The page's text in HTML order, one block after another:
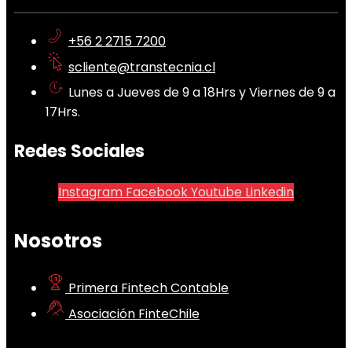
+56 2 2715 7200
scliente@transtecnia.cl
Lunes a Jueves de 9 a 18Hrs y Viernes de 9 a
17Hrs.
Redes Sociales
Instagram FacebookYoutube Linkedin
Nosotros
Primera Fintech Contable
Asociación FinteChile